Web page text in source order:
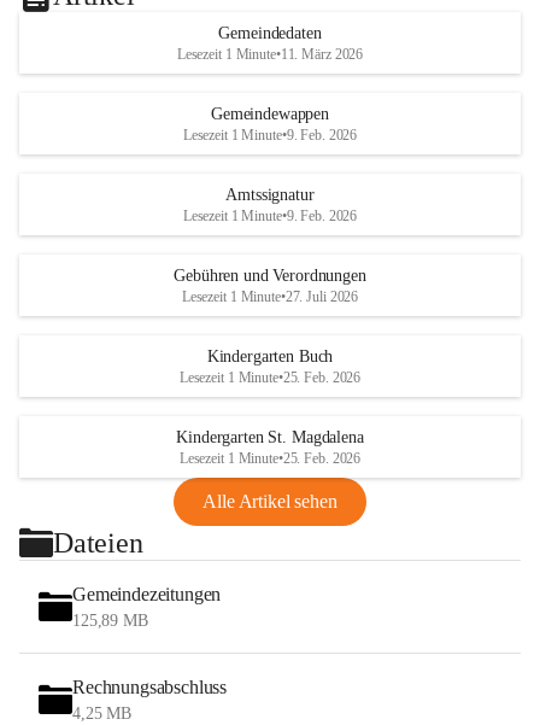
Gemeindedaten
Lesezeit 1 Minute•11. März 2026
Gemeindewappen
Lesezeit 1 Minute•9. Feb. 2026
Amtssignatur
Lesezeit 1 Minute•9. Feb. 2026
Gebühren und Verordnungen
Lesezeit 1 Minute•27. Juli 2026
Kindergarten Buch
Lesezeit 1 Minute•25. Feb. 2026
Kindergarten St. Magdalena
Lesezeit 1 Minute•25. Feb. 2026
Alle Artikel sehen
Dateien
Gemeindezeitungen
125,89 MB
Rechnungsabschluss
4,25 MB